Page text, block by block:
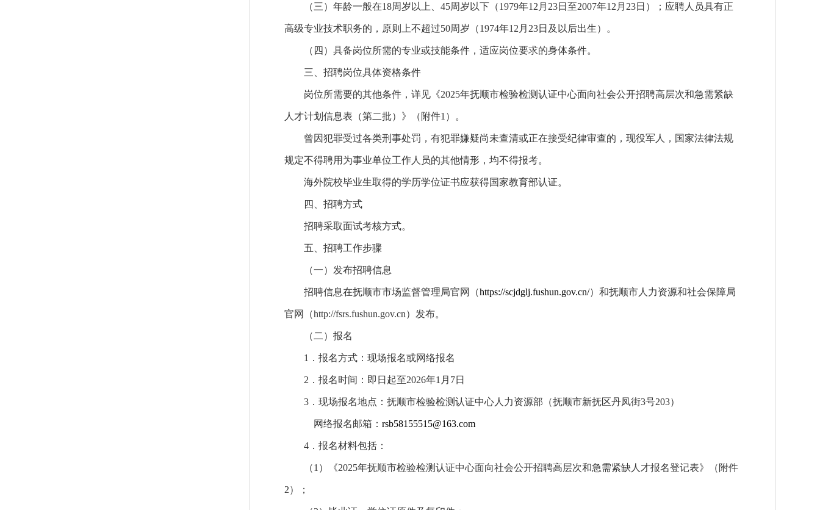
（三）年龄一般在18周岁以上、45周岁以下（1979年12月23日至2007年12月23日）；应聘人员具有正
高级专业技术职务的，原则上不超过50周岁（1974年12月23日及以后出生）。
（四）具备岗位所需的专业或技能条件，适应岗位要求的身体条件。
三、招聘岗位具体资格条件
岗位所需要的其他条件，详见《2025年抚顺市检验检测认证中心面向社会公开招聘高层次和急需紧缺
人才计划信息表（第二批）》（附件1）。
曾因犯罪受过各类刑事处罚，有犯罪嫌疑尚未查清或正在接受纪律审查的，现役军人，国家法律法规
规定不得聘用为事业单位工作人员的其他情形，均不得报考。
海外院校毕业生取得的学历学位证书应获得国家教育部认证。
四、招聘方式
招聘采取面试考核方式。
五、招聘工作步骤
（一）发布招聘信息
招聘信息在抚顺市市场监督管理局官网（https://scjdglj.fushun.gov.cn/）和抚顺市人力资源和社会保障局
官网（http://fsrs.fushun.gov.cn）发布。
（二）报名
1．报名方式：现场报名或网络报名
2．报名时间：即日起至2026年1月7日
3．现场报名地点：抚顺市检验检测认证中心人力资源部（抚顺市新抚区丹凤街3号203）
网络报名邮箱： rsb58155515@163.com
4．报名材料包括：
（1）《2025年抚顺市检验检测认证中心面向社会公开招聘高层次和急需紧缺人才报名登记表》（附件
2）；